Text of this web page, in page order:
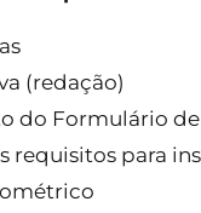
(redação)
do Formulário
requisitos para